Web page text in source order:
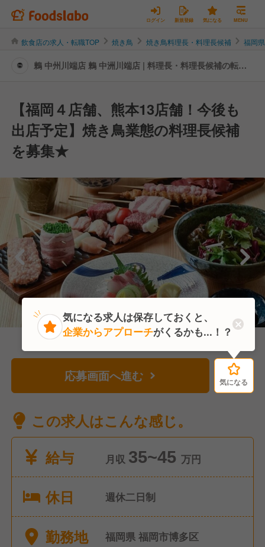
ログイン 新規登録 気になる MENU
飲食店の求人・転職TOP 焼き鳥 焼き鳥料理長・料理長候補 福岡
鶫 中州川端店 鶫 中洲川端店 | 料理長・料理長候補の転
【福岡４店舗、熊本13店舗！今後も
出店予定】焼き鳥業態の料理長候補
を募集★
応募画面へ進む 気になる
この求人はこんな感じ。
給与
月収 35~45 万円
休日 週休二日制
勤務地 福岡県 福岡市博多区
気になる
気になる求人は保存しておくと、
企業からアプローチがくるかも...！？